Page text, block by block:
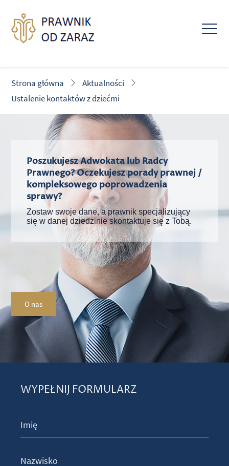
Strona główna
Aktualności
Ustalenie kontaktów z dziećmi
Poszukujesz Adwokata lub Radcy
Prawnego? Oczekujesz porady prawnej /
kompleksowego poprowadzenia
sprawy?
Zostaw swoje dane, a prawnik specjalizujący
się w danej dziedzinie skontaktuje się z Tobą.
O nas
WYPEŁNIJ FORMULARZ